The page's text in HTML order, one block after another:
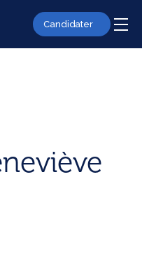
Candidater